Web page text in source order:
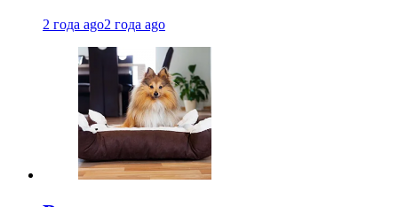
2 года ago2 года ago